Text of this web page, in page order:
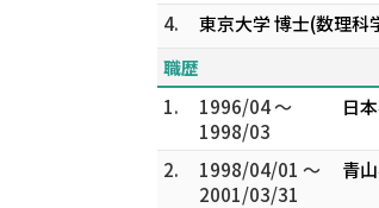
4.
東京大学 博士(数理科
職歴
1.
1996/04 ～
1998/03
日
2.
1998/04/01 ～
2001/03/31
青